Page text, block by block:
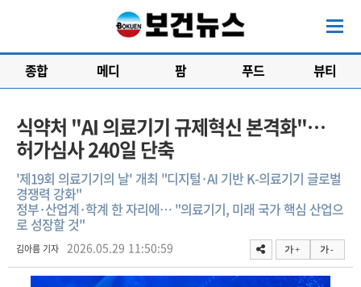
종합 메디 팜 푸드 뷰티
식약처 "AI 의료기기 규제혁신 본격화"…
허가심사 240일 단축
'제19회 의료기기의 날' 개최 "디지털·AI 기반 K-의료기기 글로벌
경쟁력 강화"
정부·산업계·학계 한 자리에… "의료기기, 미래 국가 핵심 산업으
로 성장할 것"
김아름 기자 2026.05.29 11:50:59 가 + 가 -